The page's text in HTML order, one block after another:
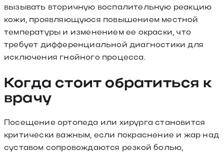
вызывать вторичную воспалительную реакцию
кожи, проявляющуюся повышением местной
температуры и изменением ее окраски, что
требует дифференциальной диагностики для
исключения гнойного процесса.
Когда стоит обратиться к
врачу
Посещение ортопеда или хирурга становится
критически важным, если покраснение и жар над
суставом сопровождаются резкой болью,